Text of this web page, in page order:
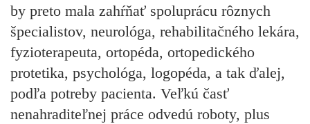
by preto mala zahŕňať spoluprácu rôznych
špecialistov, neurológa, rehabilitačného lekára,
fyzioterapeuta, ortopéda, ortopedického
protetika, psychológa, logopéda, a tak ďalej,
podľa potreby pacienta. Veľkú časť
nenahraditeľnej práce odvedú roboty, plus